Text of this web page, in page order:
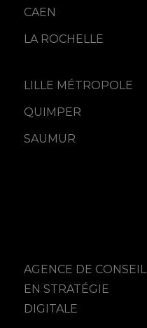
CAEN
LA ROCHELLE
LILLE MÉTROPOLE
QUIMPER
SAUMUR
AGENCE DE CONSEIL
EN STRATÉGIE
DIGITALE